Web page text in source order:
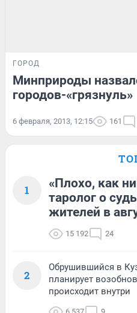
ГОРОД
Минприроды
городов-«грязнуль»
6 февраля, 2013, 12:15 161
1
«Плохо, как
таролог о
жителей в
15 192 24
2
Обрушившийся в
планирует
происходит внутри